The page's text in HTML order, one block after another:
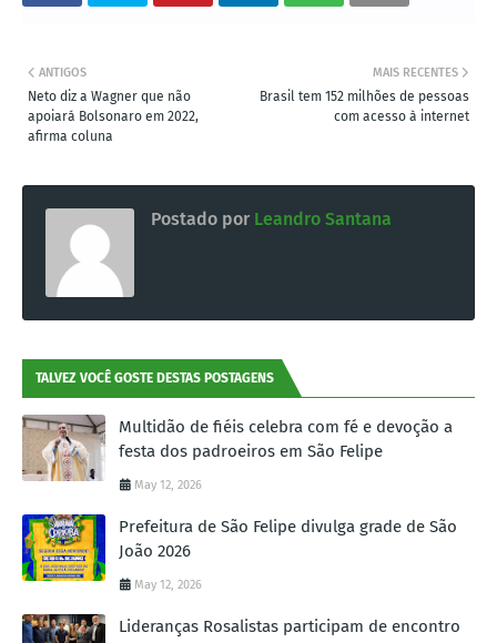
MAIS RECENTES
Brasil tem 152 milhões de pessoas
com acesso à internet
ANTIGOS
Neto diz a Wagner que não
apoiará Bolsonaro em 2022,
afirma coluna
Postado por Leandro Santana
TALVEZ VOCÊ GOSTE DESTAS POSTAGENS
Multidão de fiéis celebra com fé e devoção a
festa dos padroeiros em São Felipe
May 12, 2026
Prefeitura de São Felipe divulga grade de São
João 2026
May 12, 2026
Lideranças Rosalistas participam de encontro